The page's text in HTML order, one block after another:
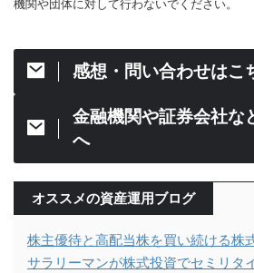
機関や団体に対して行わないでください。
感想・問い合わせはこ
金融機関や証券会社な
へ
オススメの資産運用ブログ
株主優待と高配当株を買い続ける株
サラリーマンが株式投資でセミリタ